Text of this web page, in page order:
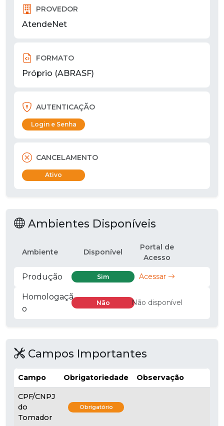
PROVEDOR
AtendeNet
FORMATO
Próprio (ABRASF)
AUTENTICAÇÃO
Login e Senha
CANCELAMENTO
Ativo
Ambientes Disponíveis
Ambiente Disponível
Portal de
Acesso
Produção Sim Acessar
Homologaçã
o
Não Não disponível
Campos Importantes
Campo Obrigatoriedade Observação
CPF/CNPJ
do
Tomador
Obrigatório